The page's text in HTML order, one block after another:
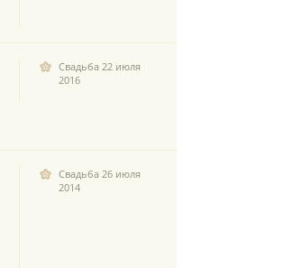
Свадьба 22 июля
2016
Свадьба 26 июля
2014